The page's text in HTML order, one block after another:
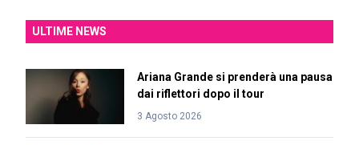
ULTIME NEWS
Ariana Grande si prenderà una pausa
dai riflettori dopo il tour
3 Agosto 2026